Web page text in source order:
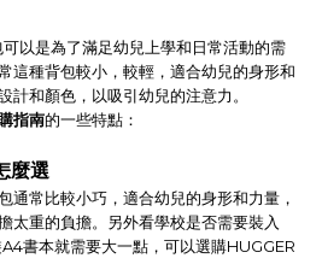
以是為了滿足幼兒上學和日常活動的需
這種背包較小，較輕，適合幼兒的身形和
計和顏色，以吸引幼兒的注意力。
指南的一些特點：
麼選
通常比較小巧，適合幼兒的身形和力量，
太重的負擔。另外看學校是否需要裝入
書本就需要大一點，可以選購HUGGER